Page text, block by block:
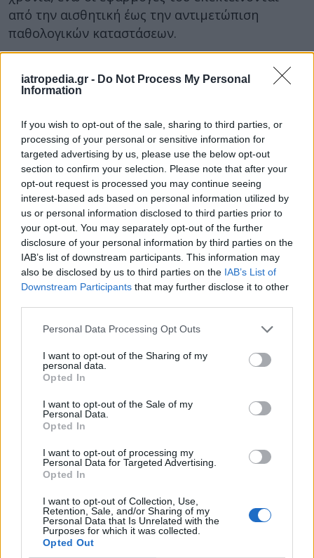
iatropedia.gr - Do Not Process My Personal
Information
If you wish to opt-out of the sale, sharing to third parties, or
processing of your personal or sensitive information for
targeted advertising by us, please use the below opt-out
section to confirm your selection. Please note that after your
opt-out request is processed you may continue seeing
interest-based ads based on personal information utilized by
us or personal information disclosed to third parties prior to
your opt-out. You may separately opt-out of the further
disclosure of your personal information by third parties on the
IAB’s list of downstream participants. This information may
also be disclosed by us to third parties on the IAB’s List of
Downstream Participants that may further disclose it to other
Personal Data Processing Opt Outs
I want to opt-out of the Sharing of my
personal data.
Opted In
I want to opt-out of the Sale of my
Personal Data.
Opted In
I want to opt-out of processing my
Personal Data for Targeted Advertising.
Opted In
I want to opt-out of Collection, Use,
Retention, Sale, and/or Sharing of my
Personal Data that Is Unrelated with the
Purposes for which it was collected.
Opted Out
από την αισθητική έως την αντιμετώπιση
παθολογικών καταστάσεων.
με εγκύκλιο την οποία υπογράφει ο υφυπουργός
Υγείας,Μάριος Θεμιστοκλέους,
διαχειρίζονται τις θεραπείες βοτουλινικής
τοξίνης (π.χ. Botox) και του υαλουρονικού
οξέος.
Στην εγκύκλιο διευκρινίζονται τα εξής:
Η εφαρμογή υαλουρονικού οξέος και
βοτουλινικής τοξίνης (Botox) αποτελεί ιατρική
πράξη και διενεργείται για αισθητικούς και
θεραπευτικούς σκοπούς από ειδικευμένους/-ες
ιατρούς των εξής ειδικοτήτων (στα εκπαιδευτικά
τεχνική):
Πλαστικής,
Επανορθωτικής και Αισθητικής
Χειρουργικής.
Δερματολογίας και Αφροδισιολογίας.
Στοματικής και Γναθοπροσωπικής
Χειρουργικής.
Επιπλέον, ιατροί των ειδικοτήτων Νευρολογίας,
Νευροχειρουργικής και Οφθαλμολογίας δύνανται
να χρησιμοποιούν την ως άνω τεχνική
αποκλειστικά για θεραπευτικούς σκοπούς,
τοπικά στην πάσχουσα περιοχή και σε